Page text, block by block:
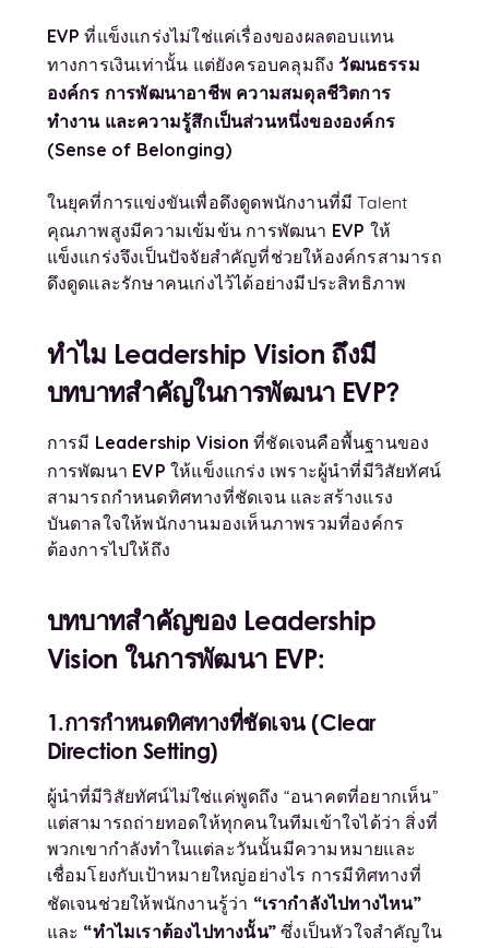
EVP ที่แข็งแกร่งไม่ใช่แค่เรื่องของผลตอบแทน
ทางการเงินเท่านั้น แต่ยังครอบคลุมถึงวัฒนธรรม
องค์กร การพัฒนาอาชีพ ความสมดุลชีวิตการ
ทำงาน และความรู้สึกเป็นส่วนหนึ่งขององค์กร
(Sense of Belonging)
ในยุคที่การแข่งขันเพื่อดึงดูดพนักงานที่มี Talent
คุณภาพสูงมีความเข้มข้น การพัฒนา EVP ให้
แข็งแกร่งจึงเป็นปัจจัยสำคัญที่ช่วยให้องค์กรสามารถ
ดึงดูดและรักษาคนเก่งไว้ได้อย่างมีประสิทธิภาพ
ทำไม Leadership Vision ถึงมี
บทบาทสำคัญในการพัฒนา EVP?
การมี Leadership Vision ที่ชัดเจนคือพื้นฐานของ
การพัฒนา EVP ให้แข็งแกร่ง เพราะผู้นำที่มีวิสัยทัศน์
สามารถกำหนดทิศทางที่ชัดเจน และสร้างแรง
บันดาลใจให้พนักงานมองเห็นภาพรวมที่องค์กร
ต้องการไปให้ถึง
บทบาทสำคัญของ Leadership
Vision ในการพัฒนา EVP:
1.การกำหนดทิศทางที่ชัดเจน (Clear
Direction Setting)
ผู้นำที่มีวิสัยทัศน์ไม่ใช่แค่พูดถึง “อนาคตที่อยากเห็น”
แต่สามารถถ่ายทอดให้ทุกคนในทีมเข้าใจได้ว่า สิ่งที่
พวกเขากำลังทำในแต่ละวันนั้นมีความหมายและ
เชื่อมโยงกับเป้าหมายใหญ่อย่างไร การมีทิศทางที่
ชัดเจนช่วยให้พนักงานรู้ว่า “เรากำลังไปทางไหน”
และ “ทำไมเราต้องไปทางนั้น”ซึ่งเป็นหัวใจสำคัญใน